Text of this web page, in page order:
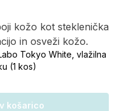
kožo kot steklenička
in osveži kožo.
Tokyo White, vlažilna
(1 kos)
košarico